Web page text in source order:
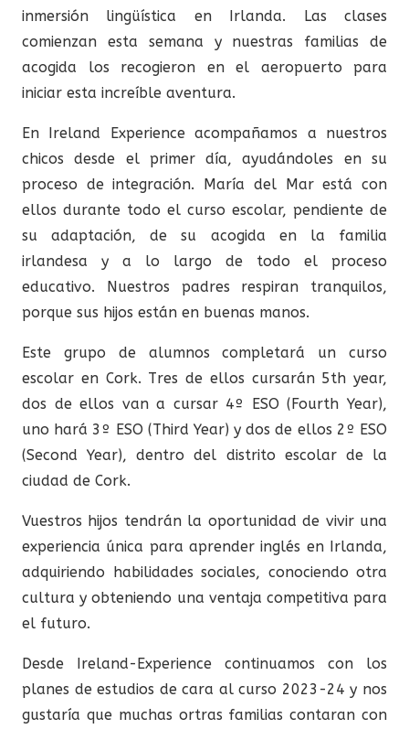
inmersión lingüística en Irlanda. Las clases
comienzan esta semana y nuestras familias de
acogida los recogieron en el aeropuerto para
iniciar esta increíble aventura.
En Ireland Experience acompañamos a nuestros
chicos desde el primer día, ayudándoles en su
proceso de integración. María del Mar está con
ellos durante todo el curso escolar, pendiente de
su adaptación, de su acogida en la familia
irlandesa y a lo largo de todo el proceso
educativo. Nuestros padres respiran tranquilos,
porque sus hijos están en buenas manos.
Este grupo de alumnos completará un curso
escolar en Cork. Tres de ellos cursarán 5th year,
dos de ellos van a cursar 4º ESO (Fourth Year),
uno hará 3º ESO (Third Year) y dos de ellos 2º ESO
(Second Year), dentro del distrito escolar de la
ciudad de Cork.
Vuestros hijos tendrán la oportunidad de vivir una
experiencia única para aprender inglés en Irlanda,
adquiriendo habilidades sociales, conociendo otra
cultura y obteniendo una ventaja competitiva para
el futuro.
Desde Ireland-Experience continuamos con los
planes de estudios de cara al curso 2023-24 y nos
gustaría que muchas ortras familias contaran con